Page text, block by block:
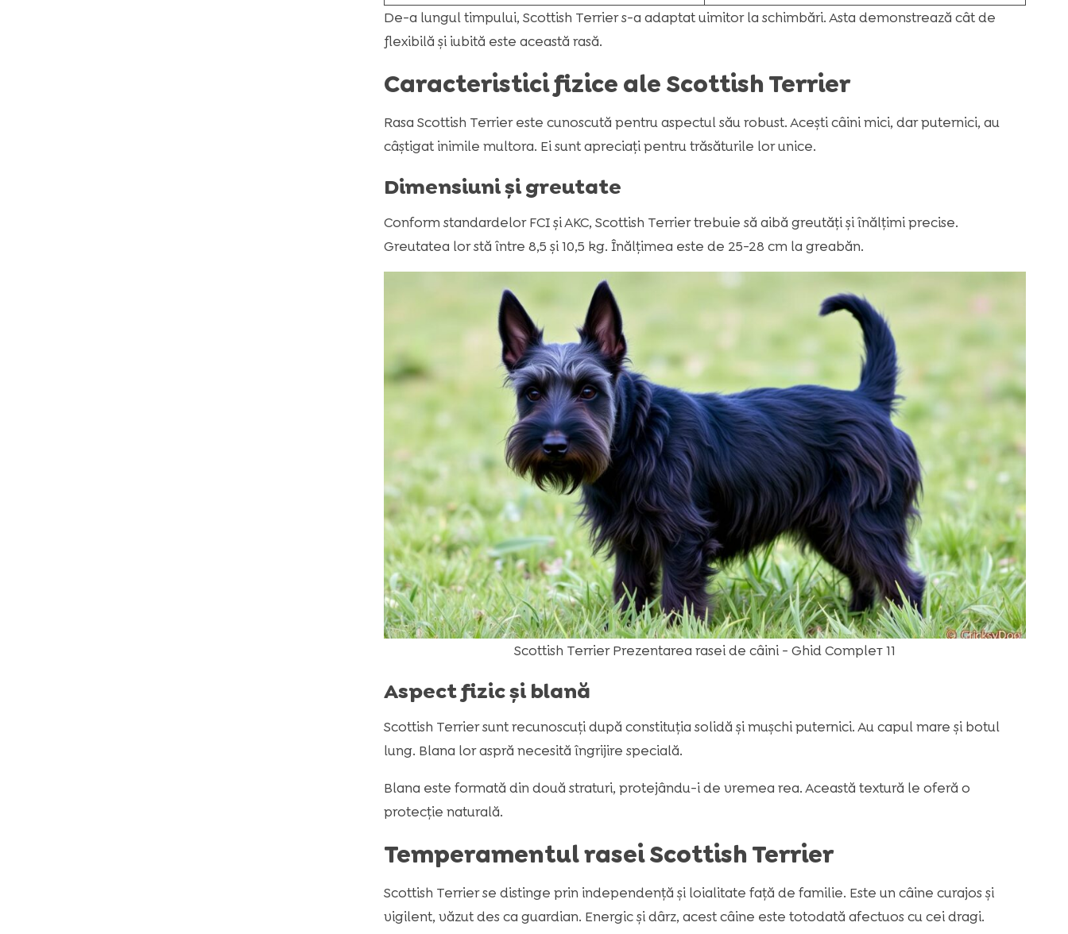
De-a lungul timpului, Scottish Terrier s-a adaptat uimitor la schimbări. Asta demonstrează cât de
flexibilă și iubită este această rasă.
Caracteristici fizice ale Scottish Terrier
Rasa Scottish Terrier este cunoscută pentru aspectul său robust. Acești câini mici, dar puternici, au
câștigat inimile multora. Ei sunt apreciați pentru trăsăturile lor unice.
Dimensiuni și greutate
Conform standardelor FCI și AKC, Scottish Terrier trebuie să aibă greutăți și înălțimi precise.
Greutatea lor stă între 8,5 și 10,5 kg. Înălțimea este de 25-28 cm la greabăn.
Scottish Terrier Prezentarea rasei de câini - Ghid Compleт 11
Aspect fizic și blană
Scottish Terrier sunt recunoscuți după constituția solidă și mușchi puternici. Au capul mare și botul
lung. Blana lor aspră necesită îngrijire specială.
Blana este formată din două straturi, protejându-i de vremea rea. Această textură le oferă o
protecție naturală.
Temperamentul rasei Scottish Terrier
Scottish Terrier se distinge prin independență și loialitate față de familie. Este un câine curajos și
vigilent, văzut des ca guardian. Energic și dârz, acest câine este totodată afectuos cu cei dragi.